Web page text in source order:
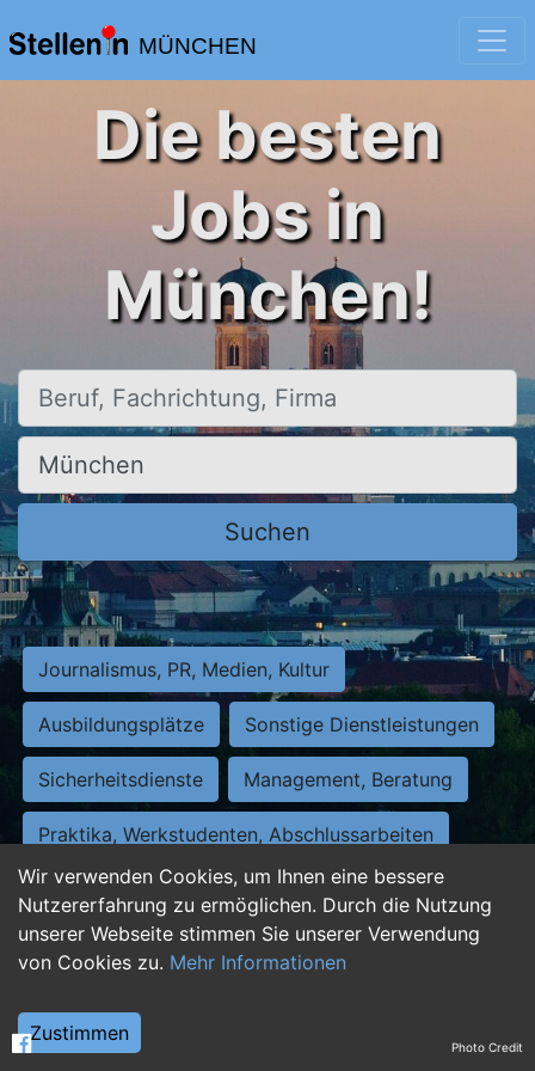
MÜNCHEN
Wir verwenden Cookies, um Ihnen eine bessere
Nutzererfahrung zu ermöglichen. Durch die Nutzung
unserer Webseite stimmen Sie unserer Verwendung
von Cookies zu. Mehr Informationen
Zustimmen
Die besten
Jobs in
München!
Beruf, Fachrichtung, Firma
Ort, Stadt
Suchen
Journalismus, PR, Medien, Kultur
Ausbildungsplätze Sonstige Dienstleistungen
Sicherheitsdienste Management, Beratung
Praktika, Werkstudenten, Abschlussarbeiten
Personalwesen Assistenz, Sekretariat
Hilfskräfte, Aushilfs- und Nebenjobs
Weiterbildung, Studium, duale Ausbildung Photo Credit